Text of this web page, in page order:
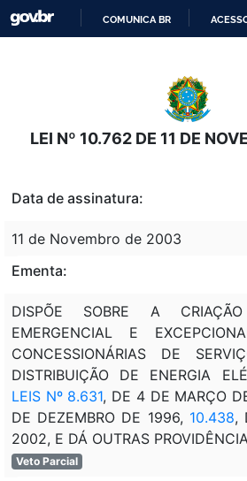
O
CONTEÚDO
COMUNICA BR
LEI Nº 10.762 DE 11 DE
Data de assinatura:
11 de Novembro de 2003
Ementa:
DISPÕE SOBRE A
EMERGENCIAL E
CONCESSIONÁRIAS DE
DISTRIBUIÇÃO DE ENERGIA
LEIS Nº 8.631, DE 4 DE MARÇO
DE DEZEMBRO DE 1996, 10.438,
2002, E DÁ OUTRAS
Veto Parcial